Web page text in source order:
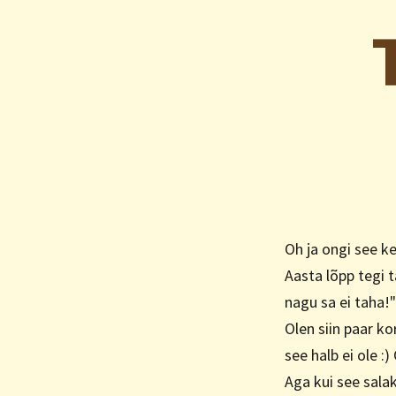
Oh ja ongi see
Aasta lõpp tegi
nagu sa ei taha!"
Olen siin paar
see halb ei ole
Aga kui see